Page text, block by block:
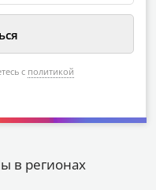
с политикой
в регионах